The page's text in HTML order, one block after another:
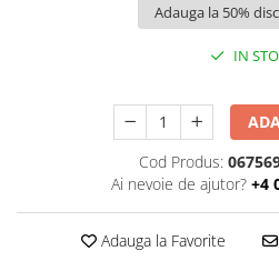
IN
Cod Produs:
Ai nevoie de ajutor? +4
Adauga la Favorite